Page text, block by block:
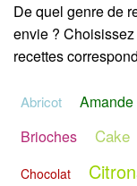
De quel genre de
envie ?
recettes
Abricot Amande
Brioches
Cake
Chocolat